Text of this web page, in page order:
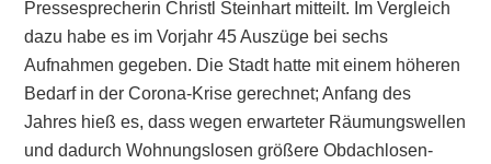
Pressesprecherin Christl Steinhart mitteilt. Im Vergleich
dazu habe es im Vorjahr 45 Auszüge bei sechs
Aufnahmen gegeben. Die Stadt hatte mit einem höheren
Bedarf in der Corona-Krise gerechnet; Anfang des
Jahres hieß es, dass wegen erwarteter Räumungswellen
und dadurch Wohnungslosen größere Obdachlosen-